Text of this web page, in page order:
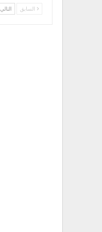
السابق التالي